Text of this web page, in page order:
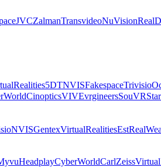
JVCZalmanTransvideoNuVisionRealD
5DTNVISFakespaceTrivisio
CinopticsVIVEvrgineersSouVR
NVISGentexVirtualRealitiesEst
HeadplayCyberWorldCarlZeiss